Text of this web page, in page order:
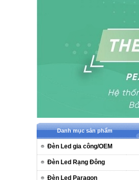
Danh mục sản phẩm
Đèn Led gia công/OEM
Đèn Led Rạng Đông
Đèn Led Paragon